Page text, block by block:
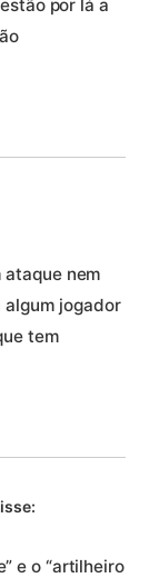
por lá a
ataque nem
jogador
tem
e o “artilheiro